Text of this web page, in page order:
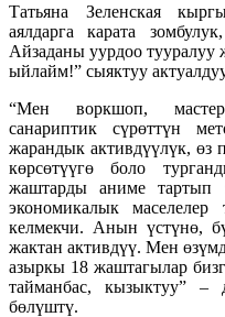
Татьяна Зеленская
аялдарга карата
Айзаданы уурдоо тууралуу
ыйлайм!” сыяктуу
“Мен воркшоп,
санариптик сүрөттүн
жарандык активдүүлүк, өз
көрсөтүүгө боло
жаштарды аниме тартып
экономикалык
келмекчи. Анын үстүнө,
жактан активдүү. Мен
азыркы 18 жаштагылар
тайманбас, кызыктуу”
бөлүштү.